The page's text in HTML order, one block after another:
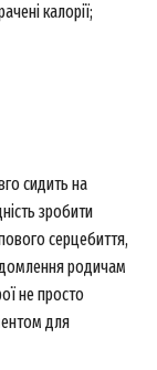
калорії;
сидить на
зробити
серцебиття,
родичам
не просто
для